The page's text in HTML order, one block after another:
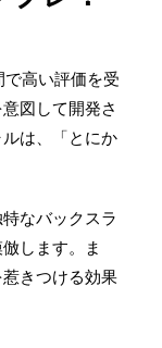
高い評価を受
図して開発さ
は、「とにか
なバックスラ
します。ま
きつける効果